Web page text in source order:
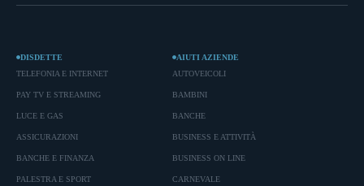
DISDETTE
TELEFONIA E INTERNET
PAY TV E STREAMING
LUCE E GAS
ASSICURAZIONI
BANCHE E FINANZA
PALESTRA E SPORT
AIUTI AZIENDE
AUTOVEICOLI
BAMBINI
BANCHE
BUSINESS E ATTIVITÀ
BUSINESS ON LINE
CARNEVALE